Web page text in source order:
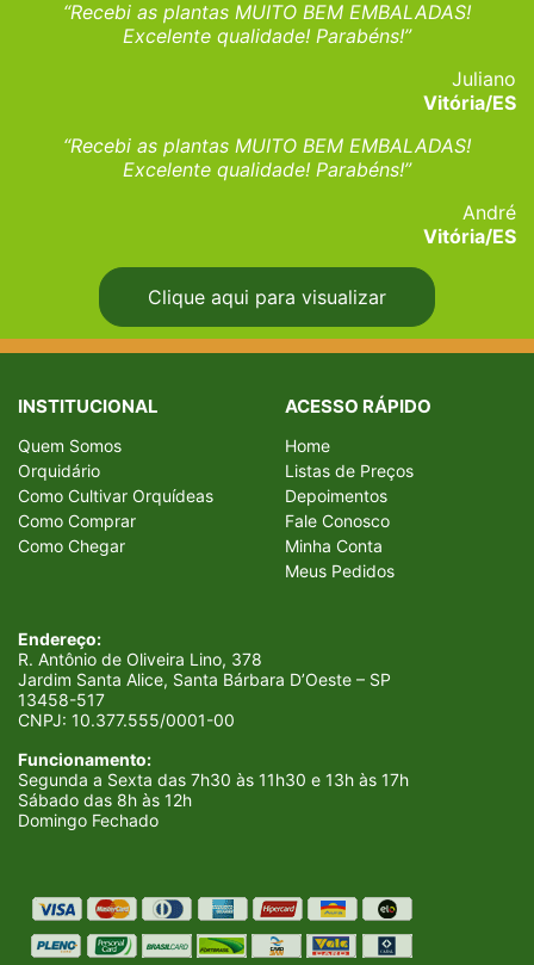
“Recebi as plantas MUITO BEM EMBALADAS!
Excelente qualidade! Parabéns!”
Juliano
Vitória/ES
“Recebi as plantas MUITO BEM EMBALADAS!
Excelente qualidade! Parabéns!”
André
Vitória/ES
Clique aqui para visualizar
Endereço:
R. Antônio de Oliveira Lino, 378
Jardim Santa Alice, Santa Bárbara D’Oeste – SP
13458-517
CNPJ: 10.377.555/0001-00
Funcionamento:
Segunda a Sexta das 7h30 às 11h30 e 13h às 17h
Sábado das 8h às 12h
Domingo Fechado
INSTITUCIONAL
Quem Somos
Orquidário
Como Cultivar Orquídeas
Como Comprar
Como Chegar
ACESSO RÁPIDO
Home
Listas de Preços
Depoimentos
Fale Conosco
Minha Conta
Meus Pedidos